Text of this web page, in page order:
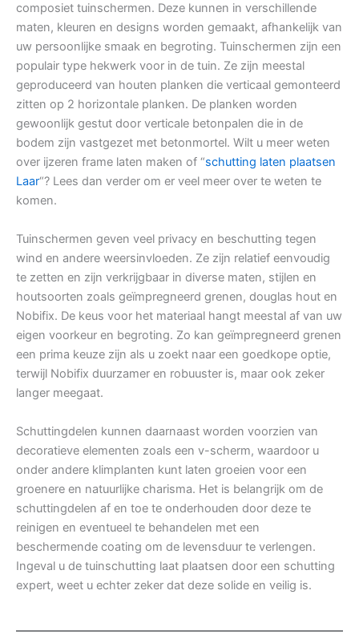
composiet tuinschermen. Deze kunnen in verschillende
maten, kleuren en designs worden gemaakt, afhankelijk van
uw persoonlijke smaak en begroting. Tuinschermen zijn een
populair type hekwerk voor in de tuin. Ze zijn meestal
geproduceerd van houten planken die verticaal gemonteerd
zitten op 2 horizontale planken. De planken worden
gewoonlijk gestut door verticale betonpalen die in de
bodem zijn vastgezet met betonmortel. Wilt u meer weten
over ijzeren frame laten maken of “schutting laten plaatsen
Laar“? Lees dan verder om er veel meer over te weten te
komen.
Tuinschermen geven veel privacy en beschutting tegen
wind en andere weersinvloeden. Ze zijn relatief eenvoudig
te zetten en zijn verkrijgbaar in diverse maten, stijlen en
houtsoorten zoals geïmpregneerd grenen, douglas hout en
Nobifix. De keus voor het materiaal hangt meestal af van uw
eigen voorkeur en begroting. Zo kan geïmpregneerd grenen
een prima keuze zijn als u zoekt naar een goedkope optie,
terwijl Nobifix duurzamer en robuuster is, maar ook zeker
langer meegaat.
Schuttingdelen kunnen daarnaast worden voorzien van
decoratieve elementen zoals een v-scherm, waardoor u
onder andere klimplanten kunt laten groeien voor een
groenere en natuurlijke charisma. Het is belangrijk om de
schuttingdelen af en toe te onderhouden door deze te
reinigen en eventueel te behandelen met een
beschermende coating om de levensduur te verlengen.
Ingeval u de tuinschutting laat plaatsen door een schutting
expert, weet u echter zeker dat deze solide en veilig is.